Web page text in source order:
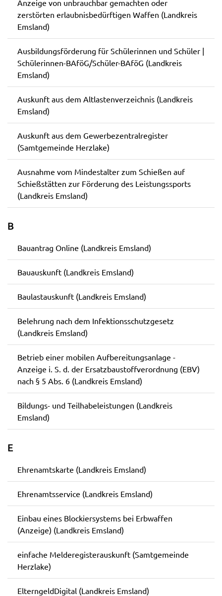
Anzeige von unbrauchbar gemachten oder
zerstörten erlaubnisbedürftigen Waffen (Landkreis
Emsland)
Ausbildungsförderung für Schülerinnen und Schüler |
Schülerinnen-BAföG/Schüler-BAföG (Landkreis
Emsland)
Auskunft aus dem Altlastenverzeichnis (Landkreis
Emsland)
Auskunft aus dem Gewerbezentralregister
(Samtgemeinde Herzlake)
Ausnahme vom Mindestalter zum Schießen auf
Schießstätten zur Förderung des Leistungssports
(Landkreis Emsland)
B
Bauantrag Online (Landkreis Emsland)
Bauauskunft (Landkreis Emsland)
Baulastauskunft (Landkreis Emsland)
Belehrung nach dem Infektionsschutzgesetz
(Landkreis Emsland)
Betrieb einer mobilen Aufbereitungsanlage -
Anzeige i. S. d. der Ersatzbaustoffverordnung (EBV)
nach § 5 Abs. 6 (Landkreis Emsland)
Bildungs- und Teilhabeleistungen (Landkreis
Emsland)
E
Ehrenamtskarte (Landkreis Emsland)
Ehrenamtsservice (Landkreis Emsland)
Einbau eines Blockiersystems bei Erbwaffen
(Anzeige) (Landkreis Emsland)
einfache Melderegisterauskunft (Samtgemeinde
Herzlake)
ElterngeldDigital (Landkreis Emsland)